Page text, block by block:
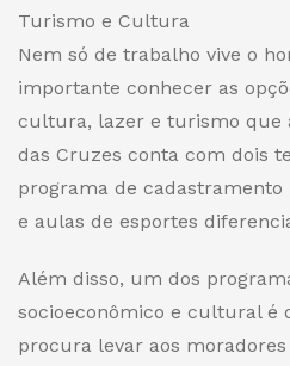
Turismo e Cultura
Nem só de trabalho vive o
importante conhecer as
cultura, lazer e turismo que
das Cruzes conta com dois
programa de
e aulas de esportes
Além disso, um dos
socioeconômico e cultural é
procura levar aos